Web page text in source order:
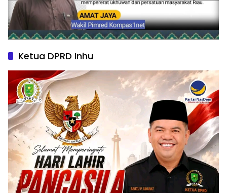
Ketua DPRD Inhu